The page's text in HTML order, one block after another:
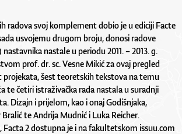
radova svoj komplement dobio je u ediciji Facte
usvojemu drugom broju, donosi radove
nastale u periodu 2011. – 2013. g.
prof. dr. sc. Vesne Mikić za ovaj pregled
projekata, šest teoretskih tekstova na temu
te četiri istraživačka rada nastala u suradnji
Dizajn i prijelom, kao i onaj Godišnjaka,
te Andrija Mudnić i Luka Reicher.
Facta 2 dostupna je i na fakultetskom issuu.com